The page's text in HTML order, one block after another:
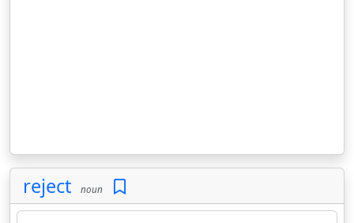
reject noun